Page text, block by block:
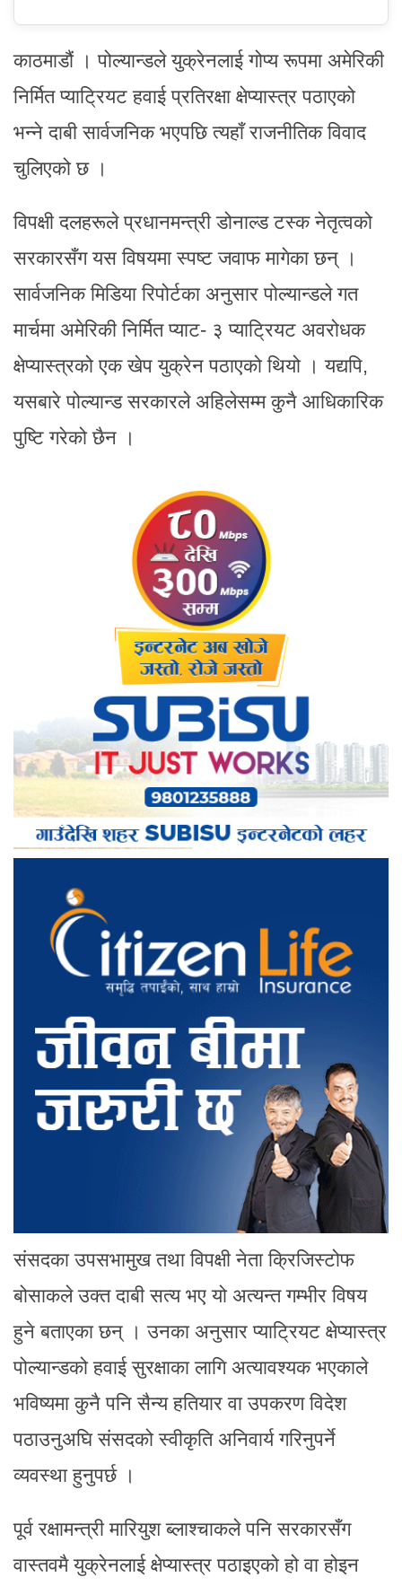
काठमाडौं । पोल्यान्डले युक्रेनलाई गोप्य रूपमा अमेरिकी
निर्मित प्याट्रियट हवाई प्रतिरक्षा क्षेप्यास्त्र पठाएको
भन्ने दाबी सार्वजनिक भएपछि त्यहाँ राजनीतिक विवाद
चुलिएको छ ।
विपक्षी दलहरूले प्रधानमन्त्री डोनाल्ड टस्क नेतृत्वको
सरकारसँग यस विषयमा स्पष्ट जवाफ मागेका छन् ।
सार्वजनिक मिडिया रिपोर्टका अनुसार पोल्यान्डले गत
मार्चमा अमेरिकी निर्मित प्याट- ३ प्याट्रियट अवरोधक
क्षेप्यास्त्रको एक खेप युक्रेन पठाएको थियो । यद्यपि,
यसबारे पोल्यान्ड सरकारले अहिलेसम्म कुनै आधिकारिक
पुष्टि गरेको छैन ।
संसदका उपसभामुख तथा विपक्षी नेता क्रिजिस्टोफ
बोसाकले उक्त दाबी सत्य भए यो अत्यन्त गम्भीर विषय
हुने बताएका छन् । उनका अनुसार प्याट्रियट क्षेप्यास्त्र
पोल्यान्डको हवाई सुरक्षाका लागि अत्यावश्यक भएकाले
भविष्यमा कुनै पनि सैन्य हतियार वा उपकरण विदेश
पठाउनुअघि संसदको स्वीकृति अनिवार्य गरिनुपर्ने
व्यवस्था हुनुपर्छ ।
पूर्व रक्षामन्त्री मारियुश ब्लाश्चाकले पनि सरकारसँग
वास्तवमै युक्रेनलाई क्षेप्यास्त्र पठाइएको हो वा होइन